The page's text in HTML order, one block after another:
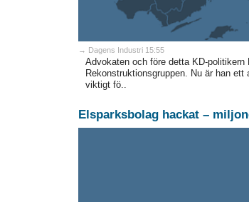
→ Dagens Industri 15:55
Advokaten och före detta KD-
Rekonstruktionsgruppen. Nu är han
viktigt fö..
Elsparksbolag hackat –